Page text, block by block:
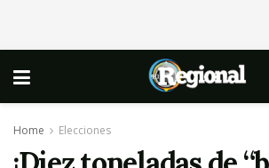
Home Elecciones